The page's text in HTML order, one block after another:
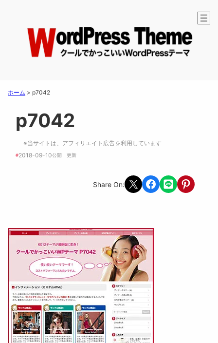
ホーム > p7042
p7042
※当サイトは、アフィリエイト広告を利用しています
#2018-09-10公開 更新
Share On: Share on X Share on Facebook
Share on LINEShare on